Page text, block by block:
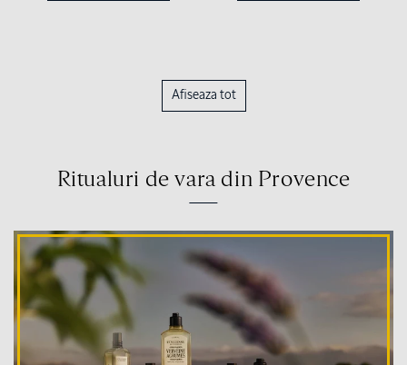
Afiseaza tot
Ritualuri de vara din Provence